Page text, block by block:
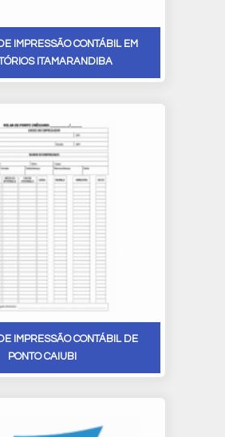
IMPRESSÃO CONTÁBIL EM
ITAMARANDIBA
IMPRESSÃO CONTÁBIL DE
PONTO CAIUBI